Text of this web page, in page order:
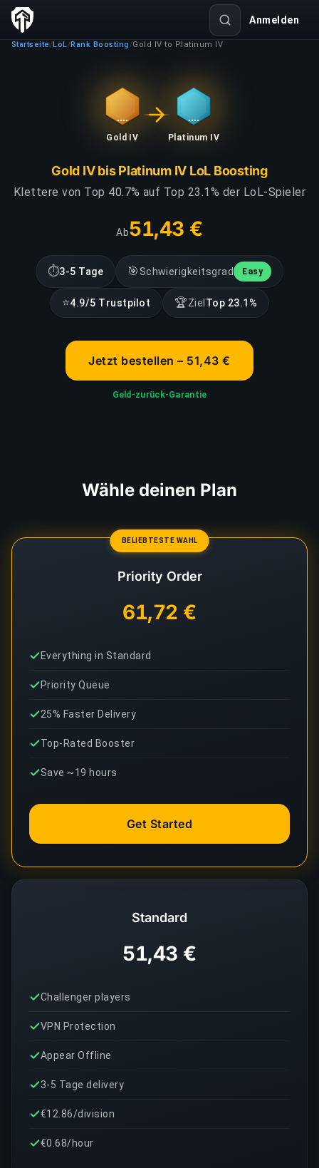
Anmelden
Startseite /LoL/Rank Boosting /Gold IV to Platinum IV
Gold IV Platinum IV
Gold IV bis Platinum IV LoL Boosting
Klettere von Top 40.7% auf Top 23.1% der LoL-Spieler
Ab51,43 €
⏱3-5 Tage 🎯 Schwierigkeitsgrad Easy
⭐4.9/5 Trustpilot 🏆Ziel Top 23.1%
Jetzt bestellen – 51,43 €
Geld-zurück-Garantie
Wähle deinen Plan
Standard
51,43 €
Challenger players
VPN Protection
Appear Offline
3-5 Tage delivery
€12.86/division
€0.68/hour
BELIEBTESTE WAHL
Priority Order
61,72 €
Everything in Standard
Priority Queue
25% Faster Delivery
Top-Rated Booster
Save ~19 hours
Get Started